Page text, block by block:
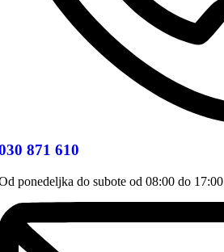
871 610
ponedeljka do subote od 08:00 do 17:00